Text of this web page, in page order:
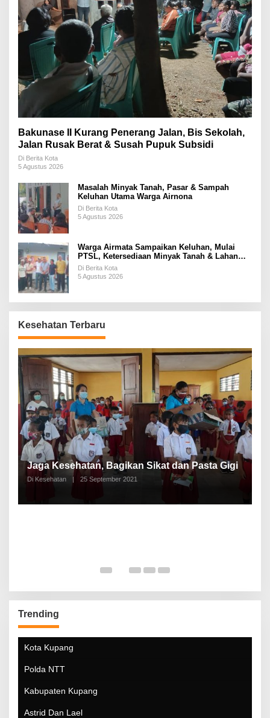
Bakunase II Kurang Penerang Jalan, Bis Sekolah,
Jalan Rusak Berat & Susah Pupuk Subsidi
Di Berita Kota
5 Agustus 2026
Masalah Minyak Tanah, Pasar & Sampah
Keluhan Utama Warga Airnona
Di Berita Kota
5 Agustus 2026
Warga Airmata Sampaikan Keluhan, Mulai
PTSL, Ketersediaan Minyak Tanah & Lahan
Pemakaman
Di Berita Kota
5 Agustus 2026
Kesehatan Terbaru
Jaga Kesehatan, Bagikan Sikat dan Pasta Gigi
Di Kesehatan | 25 September 2021
Trending
Kota Kupang
Polda NTT
Kabupaten Kupang
Astrid Dan Lael